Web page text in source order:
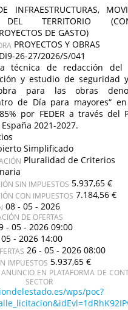
INFRAESTRUCTURAS,
DEL TERRITORIO
DE GASTO)
PROYECTOS Y OBRAS
26-27/2026/S/041
técnica de redacción del
y estudio de seguridad
para las obras
de Día para mayores“
por FEDER a través del
2021-2027.
Simplificado
Pluralidad de Criterios
SIN IMPUESTOS 5.937,65 €
CON IMPUESTOS 7.184,56 €
08 - 05 - 2026
DE OFERTAS
- 05 - 2026 09:00
- 2026 14:00
26 - 05 - 2026 08:00
IMPUESTOS 5.937,65 €
EN PLATAFORMA DE
wps/poc?